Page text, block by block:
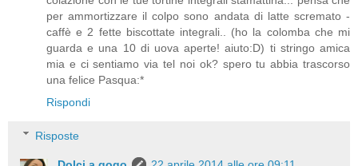
per ammortizzare il colpo sono andata di latte scremato -
caffè e 2 fette biscottate integrali.. (ho la colomba che mi
guarda e una 10 di uova aperte! aiuto:D) ti stringo amica
mia e ci sentiamo via tel noi ok? spero tu abbia trascorso
una felice Pasqua:*
Rispondi
Risposte